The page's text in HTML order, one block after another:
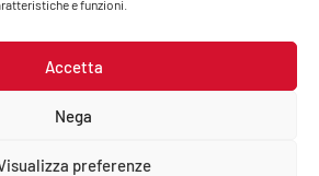
e funzioni.
Accetta
Nega
preferenze
Volley Piacenza – You Energy Volley Ssdrl
P.Iva/C.F.: 01764660336
Policy–Cookie Policy